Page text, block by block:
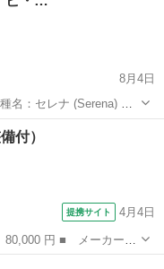
8月4日
名：セレナ (Serena) グ
式：平成24年 (2012年) 走
ハイウェイスター
付）
提携サイト 4月4日
名： Ｃ ■ 排気量：